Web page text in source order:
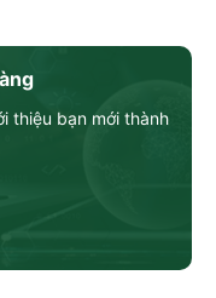
thiệu bạn mới thành